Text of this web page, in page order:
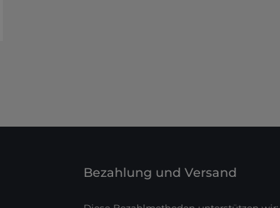
Bezahlung und Versand